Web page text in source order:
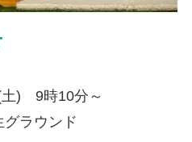
土) 9時10分～
ラウンド